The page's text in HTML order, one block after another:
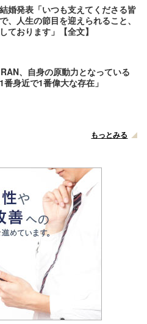
婚発表「いつも支えてくださる皆
、人生の節目を迎えられること、
ております」【全文】
、自身の原動力となっている
身近で1番偉大な存在」
もっとみる